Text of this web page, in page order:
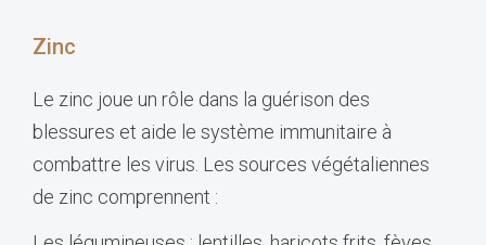
Zinc
Le zinc joue un rôle dans la guérison des
blessures et aide le système immunitaire à
combattre les virus. Les sources végétaliennes
de zinc comprennent :